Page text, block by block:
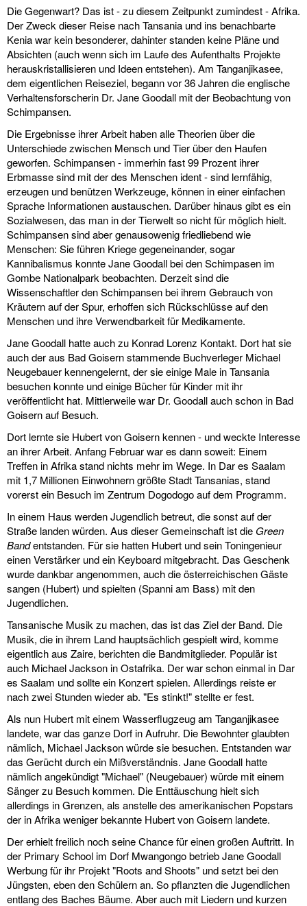
Die Gegenwart? Das ist - zu diesem Zeitpunkt zumindest - Afrika.
Der Zweck dieser Reise nach Tansania und ins benachbarte
Kenia war kein besonderer, dahinter standen keine Pläne und
Absichten (auch wenn sich im Laufe des Aufenthalts Projekte
herauskristallisieren und Ideen entstehen). Am Tanganjikasee,
dem eigentlichen Reiseziel, begann vor 36 Jahren die englische
Verhaltensforscherin Dr. Jane Goodall mit der Beobachtung von
Schimpansen.
Die Ergebnisse ihrer Arbeit haben alle Theorien über die
Unterschiede zwischen Mensch und Tier über den Haufen
geworfen. Schimpansen - immerhin fast 99 Prozent ihrer
Erbmasse sind mit der des Menschen ident - sind lernfähig,
erzeugen und benützen Werkzeuge, können in einer einfachen
Sprache Informationen austauschen. Darüber hinaus gibt es ein
Sozialwesen, das man in der Tierwelt so nicht für möglich hielt.
Schimpansen sind aber genausowenig friedliebend wie
Menschen: Sie führen Kriege gegeneinander, sogar
Kannibalismus konnte Jane Goodall bei den Schimpasen im
Gombe Nationalpark beobachten. Derzeit sind die
Wissenschaftler den Schimpansen bei ihrem Gebrauch von
Kräutern auf der Spur, erhoffen sich Rückschlüsse auf den
Menschen und ihre Verwendbarkeit für Medikamente.
Jane Goodall hatte auch zu Konrad Lorenz Kontakt. Dort hat sie
auch der aus Bad Goisern stammende Buchverleger Michael
Neugebauer kennengelernt, der sie einige Male in Tansania
besuchen konnte und einige Bücher für Kinder mit ihr
veröffentlicht hat. Mittlerweile war Dr. Goodall auch schon in Bad
Goisern auf Besuch.
Dort lernte sie Hubert von Goisern kennen - und weckte Interesse
an ihrer Arbeit. Anfang Februar war es dann soweit: Einem
Treffen in Afrika stand nichts mehr im Wege. In Dar es Saalam
mit 1,7 Millionen Einwohnern größte Stadt Tansanias, stand
vorerst ein Besuch im Zentrum Dogodogo auf dem Programm.
In einem Haus werden Jugendlich betreut, die sonst auf der
Straße landen würden. Aus dieser Gemeinschaft ist die Green
Bandentstanden. Für sie hatten Hubert und sein Toningenieur
einen Verstärker und ein Keyboard mitgebracht. Das Geschenk
wurde dankbar angenommen, auch die österreichischen Gäste
sangen (Hubert) und spielten (Spanni am Bass) mit den
Jugendlichen.
Tansanische Musik zu machen, das ist das Ziel der Band. Die
Musik, die in ihrem Land hauptsächlich gespielt wird, komme
eigentlich aus Zaire, berichten die Bandmitglieder. Populär ist
auch Michael Jackson in Ostafrika. Der war schon einmal in Dar
es Saalam und sollte ein Konzert spielen. Allerdings reiste er
nach zwei Stunden wieder ab. "Es stinkt!" stellte er fest.
Als nun Hubert mit einem Wasserflugzeug am Tanganjikasee
landete, war das ganze Dorf in Aufruhr. Die Bewohnter glaubten
nämlich, Michael Jackson würde sie besuchen. Entstanden war
das Gerücht durch ein Mißverständnis. Jane Goodall hatte
nämlich angekündigt "Michael" (Neugebauer) würde mit einem
Sänger zu Besuch kommen. Die Enttäuschung hielt sich
allerdings in Grenzen, als anstelle des amerikanischen Popstars
der in Afrika weniger bekannte Hubert von Goisern landete.
Der erhielt freilich noch seine Chance für einen großen Auftritt. In
der Primary School im Dorf Mwangongo betrieb Jane Goodall
Werbung für ihr Projekt "Roots and Shoots" und setzt bei den
Jüngsten, eben den Schülern an. So pflanzten die Jugendlichen
entlang des Baches Bäume. Aber auch mit Liedern und kurzen